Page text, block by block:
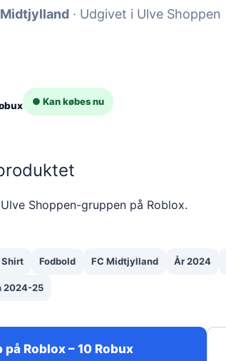
· Udgivet i Ulve Shoppen
● Kan købes nu
Shoppen-gruppen på Roblox.
Shirt Fodbold FC Midtjylland År 2024
2024-25
på Roblox – 10 Robux